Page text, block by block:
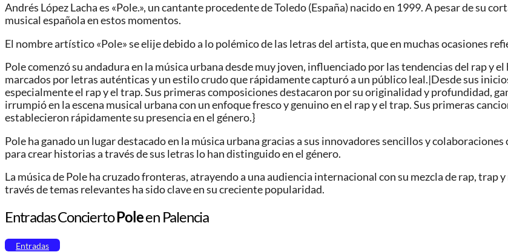
Andrés López Lacha es «Pole.», un cantante procedente de Toledo (España) nacido en 1999. A pesar de su
musical española en estos momentos.
El nombre artístico «Pole» se elije debido a lo polémico de las letras del artista, que en muchas ocasiones
Pole comenzó su andadura en la música urbana desde muy joven, influenciado por las tendencias del rap y
marcados por letras auténticas y un estilo crudo que rápidamente capturó a un público leal.|Desde sus
especialmente el rap y el trap. Sus primeras composiciones destacaron por su originalidad y profundidad,
irrumpió en la escena musical urbana con un enfoque fresco y genuino en el rap y el trap. Sus primeras
establecieron rápidamente su presencia en el género.}
Pole ha ganado un lugar destacado en la música urbana gracias a sus innovadores sencillos y
para crear historias a través de sus letras lo han distinguido en el género.
La música de Pole ha cruzado fronteras, atrayendo a una audiencia internacional con su mezcla de rap, trap
través de temas relevantes ha sido clave en su creciente popularidad.
Entradas ConciertoPoleen Palencia
Entradas